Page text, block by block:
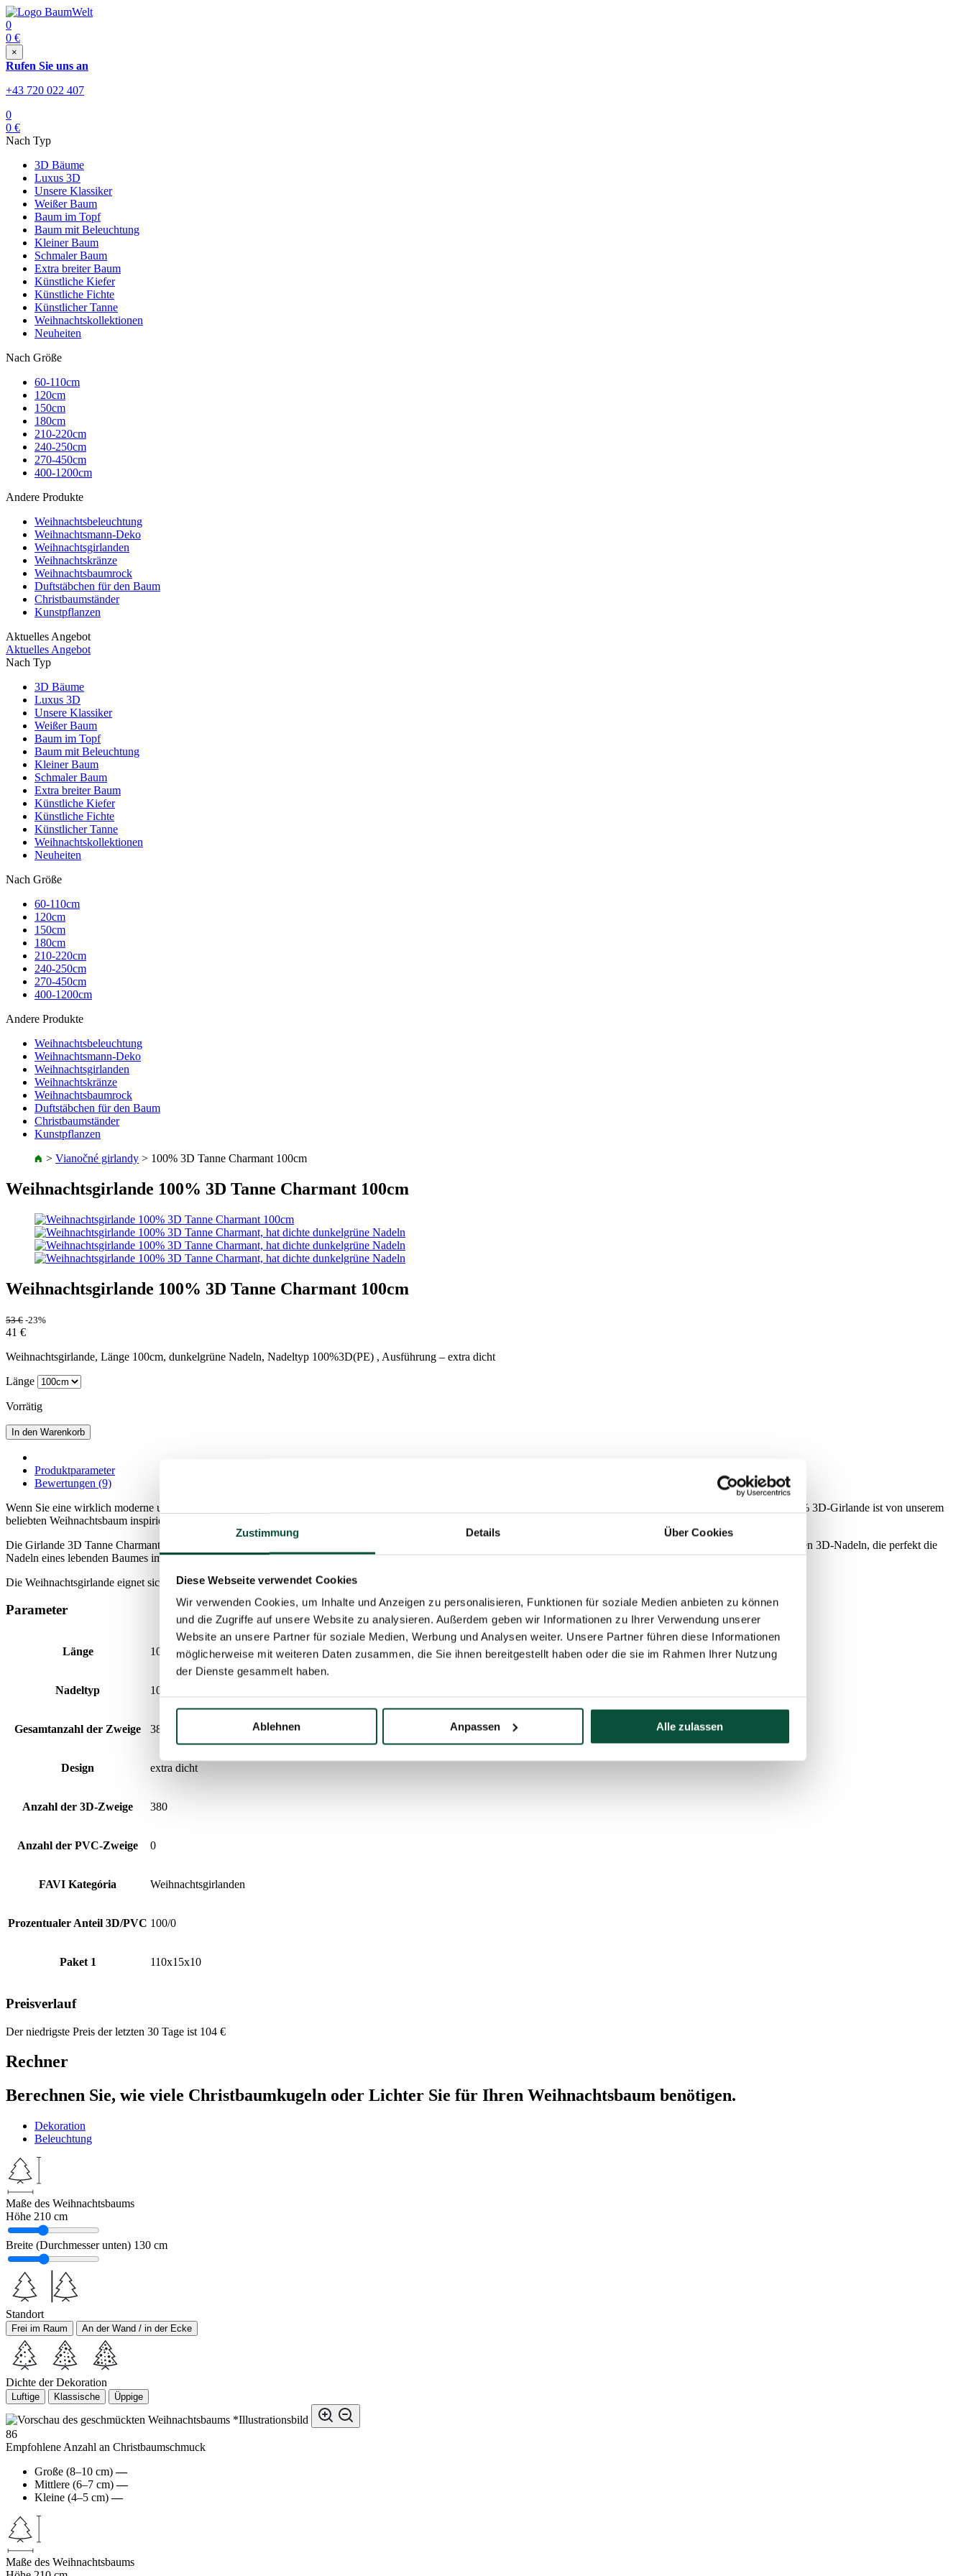
Zustimmung Details Über Cookies
Diese Webseite verwendet Cookies
Wir verwenden Cookies, um Inhalte und Anzeigen zu personalisieren, Funktionen für soziale Medien anbieten zu können
und die Zugriffe auf unsere Website zu analysieren. Außerdem geben wir Informationen zu Ihrer Verwendung unserer
Website an unsere Partner für soziale Medien, Werbung und Analysen weiter. Unsere Partner führen diese Informationen
möglicherweise mit weiteren Daten zusammen, die Sie ihnen bereitgestellt haben oder die sie im Rahmen Ihrer Nutzung
der Dienste gesammelt haben.
Ablehnen Anpassen Alle zulassen
0
0 €
×
Rufen Sie uns an
+43 720 022 407
0
0 €
Nach Typ
3D Bäume
Luxus 3D
Unsere Klassiker
Weißer Baum
Baum im Topf
Baum mit Beleuchtung
Kleiner Baum
Schmaler Baum
Extra breiter Baum
Künstliche Kiefer
Künstliche Fichte
Künstlicher Tanne
Weihnachtskollektionen
Neuheiten
Nach Größe
60-110cm
120cm
150cm
180cm
210-220cm
240-250cm
270-450cm
400-1200cm
Andere Produkte
Weihnachtsbeleuchtung
Weihnachtsmann-Deko
Weihnachtsgirlanden
Weihnachtskränze
Weihnachtsbaumrock
Duftstäbchen für den Baum
Christbaumständer
Kunstpflanzen
Aktuelles Angebot
Aktuelles Angebot
Nach Typ
3D Bäume
Luxus 3D
Unsere Klassiker
Weißer Baum
Baum im Topf
Baum mit Beleuchtung
Kleiner Baum
Schmaler Baum
Extra breiter Baum
Künstliche Kiefer
Künstliche Fichte
Künstlicher Tanne
Weihnachtskollektionen
Neuheiten
Nach Größe
60-110cm
120cm
150cm
180cm
210-220cm
240-250cm
270-450cm
400-1200cm
Andere Produkte
Weihnachtsbeleuchtung
Weihnachtsmann-Deko
Weihnachtsgirlanden
Weihnachtskränze
Weihnachtsbaumrock
Duftstäbchen für den Baum
Christbaumständer
Kunstpflanzen
> Vianočné girlandy > 100% 3D Tanne Charmant 100cm
Weihnachtsgirlande 100% 3D Tanne Charmant 100cm
Weihnachtsgirlande 100% 3D Tanne Charmant 100cm
53€ -23%
41 €
Weihnachtsgirlande, Länge 100cm, dunkelgrüne Nadeln, Nadeltyp 100%3D(PE) , Ausführung – extra dicht
Länge
Vorrätig
In den Warenkorb
Produktparameter
Bewertungen (9)
Wenn Sie eine wirklich moderne und stilvolle Weihnachtsgirlande wünschen, ist die dunkelgrüne Weihnachtsgirlande 3D Tanne Charmant die richtige Wahl für Sie. Diese 100 % 3D-Girlande ist von unserem
beliebten Weihnachtsbaum inspiriert, der den gleichen Namen trägt.
Die Girlande 3D Tanne Charmant besteht ausschließlich aus perfekt ausgearbeiteten dunkelgrünen 3D-Tannennadeln in einer bestimmten Form. Die Girlande besteht aus weichen 3D-Nadeln, die perfekt die
Nadeln eines lebenden Baumes imitieren.
Die Weihnachtsgirlande eignet sich als Dekoration für Tisch, Kleiderschrank, Fenster, Tür oder Balkon. Die Girlande ist in den Längen 100 cm und 270 cm erhältlich.
Parameter
Länge 100cm
Nadeltyp 100% 3D (PE)
Gesamtanzahl der Zweige 380
Design extra dicht
Anzahl der 3D-Zweige 380
Anzahl der PVC-Zweige 0
FAVI Kategória Weihnachtsgirlanden
Prozentualer Anteil 3D/PVC 100/0
Paket 1 110x15x10
Preisverlauf
Der niedrigste Preis der letzten 30 Tage ist 104 €
Rechner
Berechnen Sie, wie viele Christbaumkugeln oder Lichter Sie für Ihren Weihnachtsbaum benötigen.
Dekoration
Beleuchtung
Maße des Weihnachtsbaums
Höhe 210 cm
Breite (Durchmesser unten) 130 cm
Standort
Frei im Raum An der Wand / in der Ecke
Dichte der Dekoration
Luftige Klassische Üppige
*Illustrationsbild
86
Empfohlene Anzahl an Christbaumschmuck
Große (8–10 cm) —
Mittlere (6–7 cm) —
Kleine (4–5 cm) —
Maße des Weihnachtsbaums